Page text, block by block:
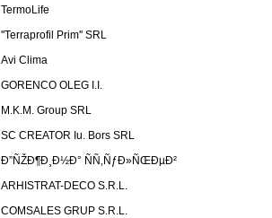
TermoLife
''Terraprofil Prim'' SRL
Avi Clima
GORENCO OLEG I.I.
M.K.M. Group SRL
SC CREATOR Iu. Bors SRL
Ð”ÑŽÐ¶Ð¸Ð½Ð° ÑÑ‚ÑƒÐ»ÑŒÐµÐ²
ARHISTRAT-DECO S.R.L.
COMSALES GRUP S.R.L.